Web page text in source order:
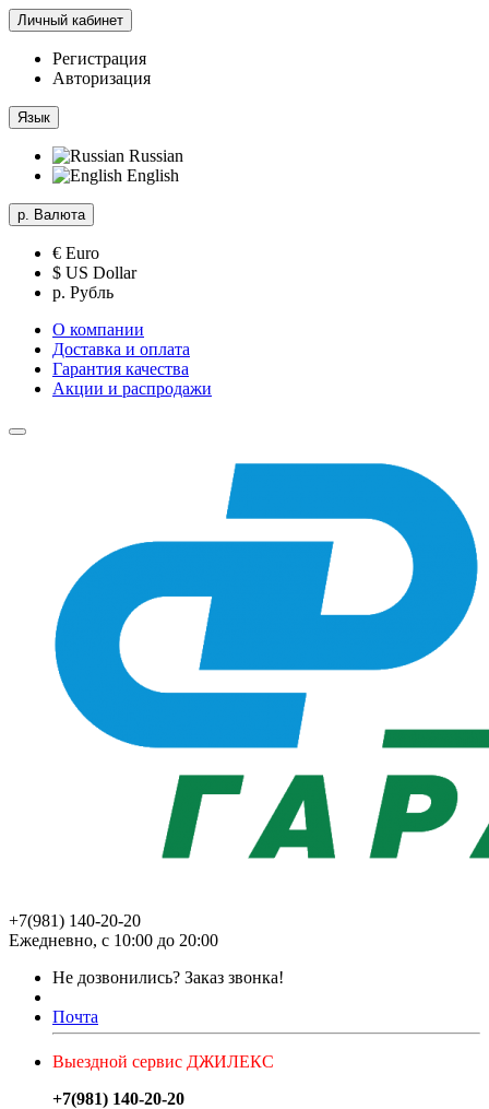
Личный кабинет
Регистрация
Авторизация
Язык
Russian
English
р. Валюта
€ Euro
$ US Dollar
р. Рубль
О компании
Доставка и оплата
Гарантия качества
Акции и распродажи
+7(981) 140-20-20
Ежедневно, с 10:00 до 20:00
Не дозвонились? Заказ звонка!
Почта
Выездной сервис ДЖИЛЕКС
+7(981) 140-20-20